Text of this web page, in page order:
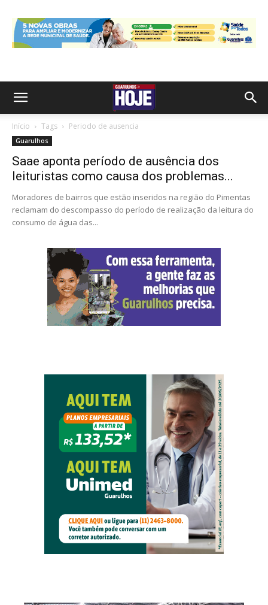
Início Tags Periodo de ausencia
Guarulhos
Saae aponta período de ausência dos
leituristas como causa dos problemas...
Moradores de bairros que estão inseridos na região do Pimentas
reclamam do descompasso do período de realização da leitura do
consumo de água das...